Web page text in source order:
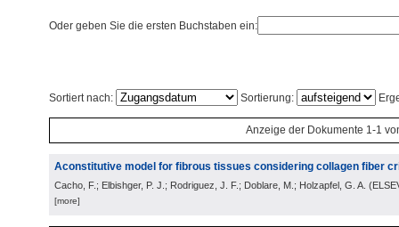
Oder geben Sie die ersten Buchstaben ein:
Sortiert nach: Sortierung:
Anzeige der Dokumente 1-1
Aconstitutive model for fibrous tissues considering collagen fiber
Cacho, F.; Elbishger, P. J.; Rodriguez, J. F.; Doblare, M.; Holzapfel, G. A. (
[more]